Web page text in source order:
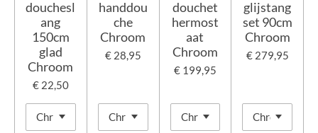
douchesl
ang
150cm
glad
Chroom
€ 22,50
handdou
che
Chroom
€ 28,95
douchet
hermost
aat
Chroom
€ 199,95
glijstang
set 90cm
Chroom
€ 279,95